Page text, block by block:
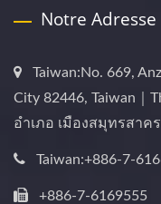
Notre Adresse
Taiwan:No. 669,
City 82446, Taiwan｜
อำเภอ เมืองสมุทรสาค
Taiwan:+886-7-
+886-7-6169555